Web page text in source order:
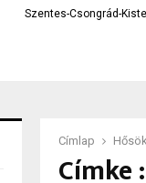
Szentes-Csongrád-
Közel három évtized
Címlap
Címke